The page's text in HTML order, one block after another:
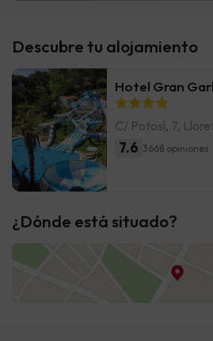
Descubre tu alojamiento
Hotel Gran
C/ Potosí, 7,
7.6 3668 opiniones
¿Dónde está situado?